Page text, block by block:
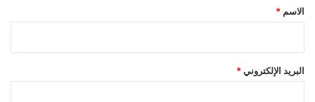
*
الاسم *
البريد الإلكتروني *